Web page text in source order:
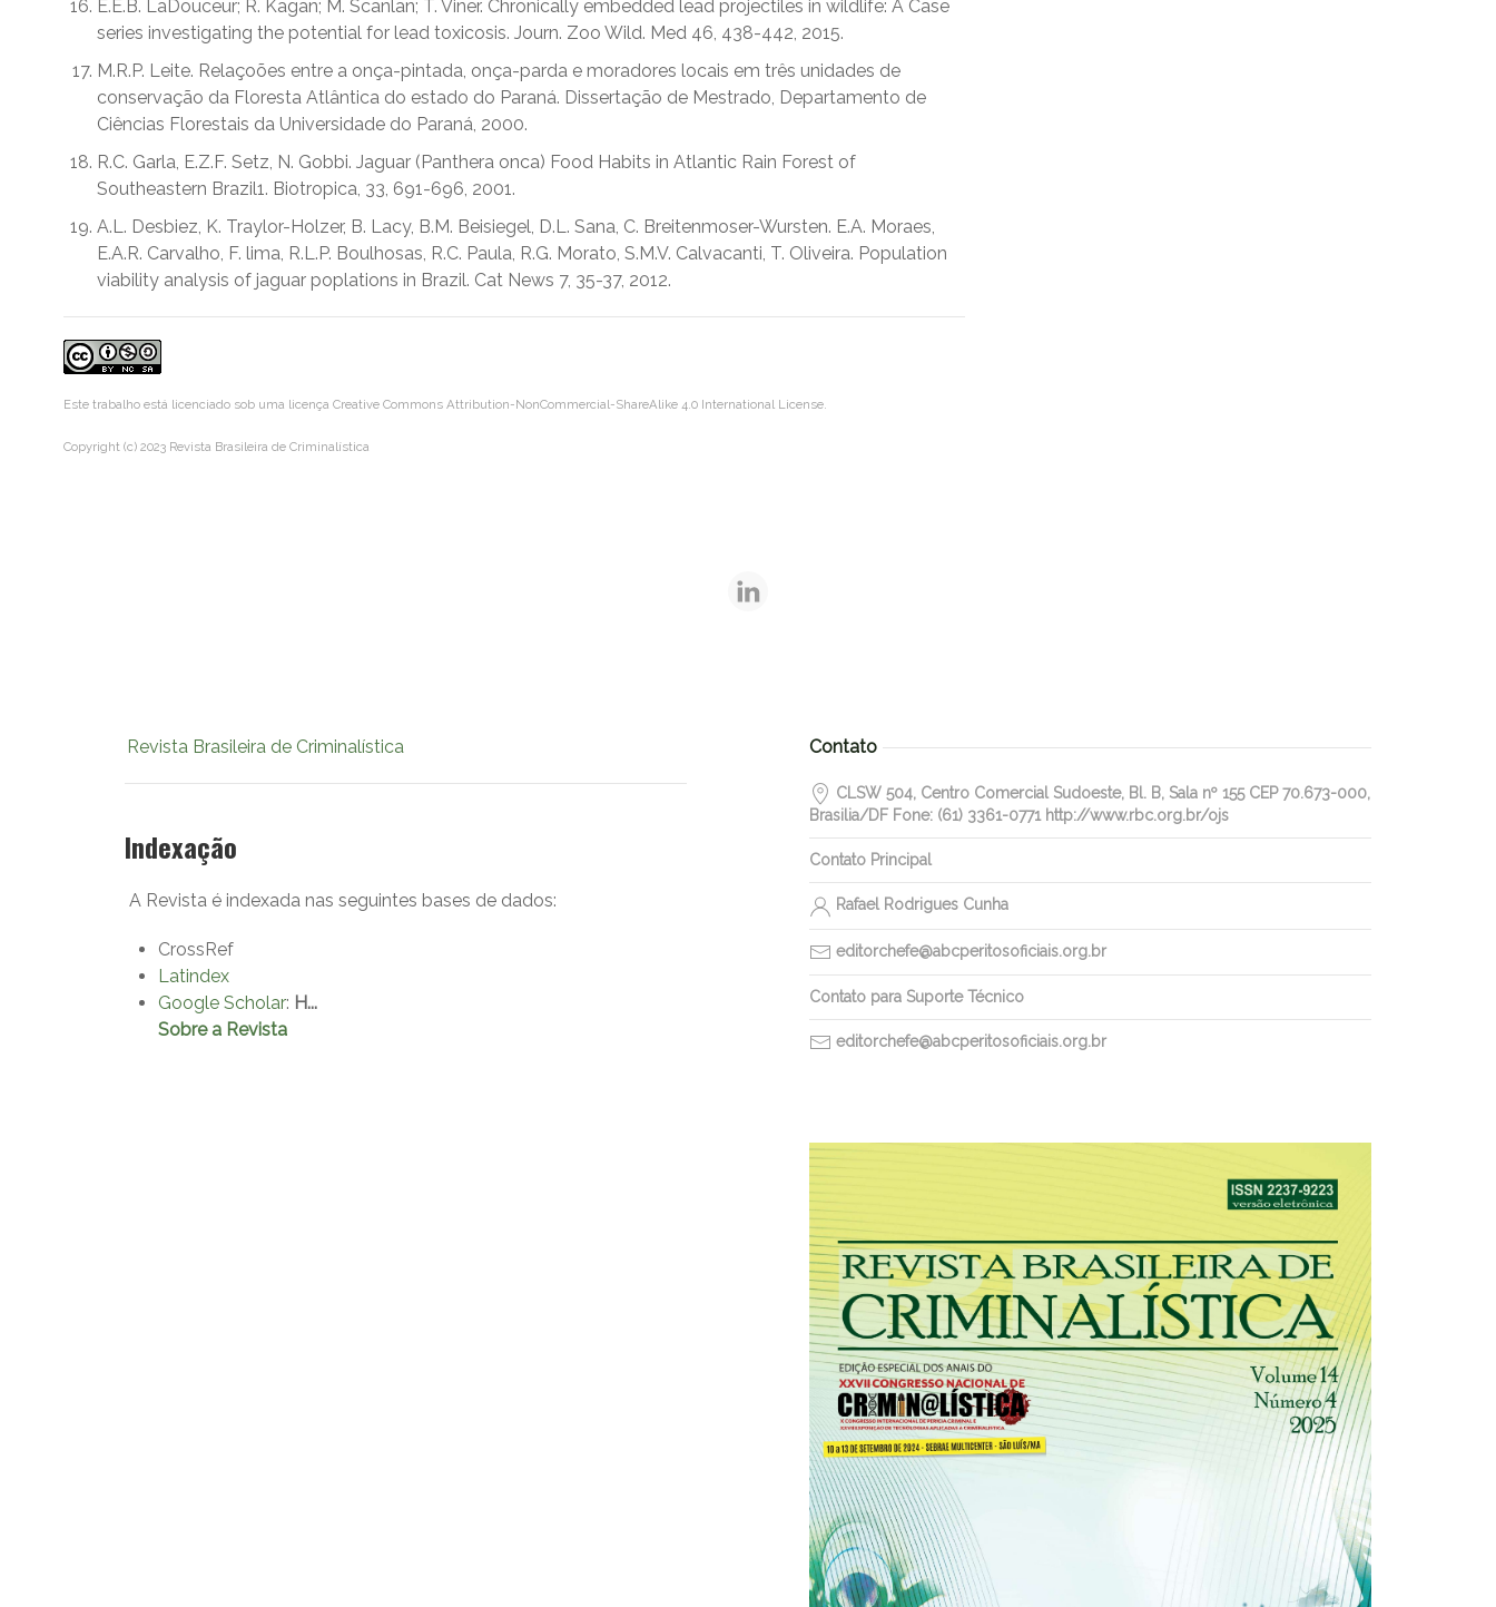
E.E.B. LaDouceur; R. Kagan; M. Scanlan; T. Viner. Chronically embedded lead projectiles in wildlife: A Case
series investigating the potential for lead toxicosis. Journ. Zoo Wild. Med 46, 438-442, 2015.
M.R.P. Leite. Relaçoões entre a onça-pintada, onça-parda e moradores locais em três unidades de
conservação da Floresta Atlântica do estado do Paraná. Dissertação de Mestrado, Departamento de
Ciências Florestais da Universidade do Paraná, 2000.
R.C. Garla, E.Z.F. Setz, N. Gobbi. Jaguar (Panthera onca) Food Habits in Atlantic Rain Forest of
Southeastern Brazil1. Biotropica, 33, 691-696, 2001.
A.L. Desbiez, K. Traylor-Holzer, B. Lacy, B.M. Beisiegel, D.L. Sana, C. Breitenmoser-Wursten. E.A. Moraes,
E.A.R. Carvalho, F. lima, R.L.P. Boulhosas, R.C. Paula, R.G. Morato, S.M.V. Calvacanti, T. Oliveira. Population
viability analysis of jaguar poplations in Brazil. Cat News 7, 35-37, 2012.
Este trabalho está licenciado sob uma licença Creative Commons Attribution-NonCommercial-ShareAlike 4.0 International License.
Copyright (c) 2023 Revista Brasileira de Criminalística
Revista Brasileira de Criminalística
Indexação
A Revista é indexada nas seguintes bases de dados:
CrossRef
Latindex
Google Scholar: H...
Sobre a Revista
Contato
CLSW 504, Centro Comercial Sudoeste, Bl. B, Sala nº 155 CEP 70.673-000,
Brasilia/DF Fone: (61) 3361-0771 http://www.rbc.org.br/ojs
Contato Principal
Rafael Rodrigues Cunha
editorchefe@abcperitosoficiais.org.br
Contato para Suporte Técnico
editorchefe@abcperitosoficiais.org.br